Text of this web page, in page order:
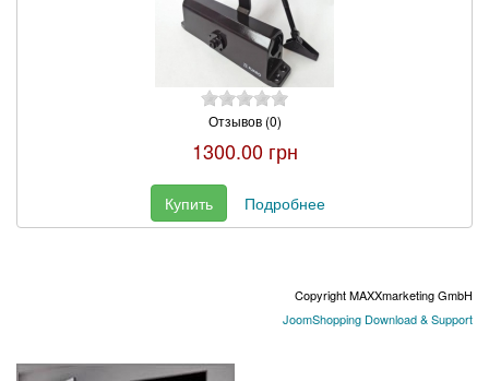
Отзывов (0)
1300.00 грн
Купить Подробнее
Copyright MAXXmarketing GmbH
JoomShopping Download & Support